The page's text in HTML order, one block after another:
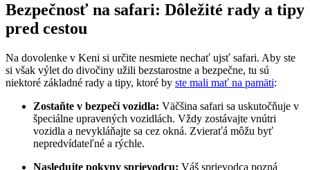
Bezpečnosť ⁢na safari: Dôležité‌ rady a ⁣tipy​
pred cestou
Na dovolenke v Keni si určite nesmiete nechať ujsť safari. Aby ste
si však výlet do divočiny užili bezstarostne a bezpečne, tu sú
niektoré základné rady a tipy,‍ ktoré ‌by ste mali mať na pamäti:
Zostaňte ‍v bezpečí⁤ vozidla: Väčšina⁢ safari sa uskutočňuje v
špeciálne upravených vozidlách. Vždy zostávajte vnútri
vozidla a‍ nevykláňajte sa cez okná. Zvieraťá⁤ môžu byť
nepredvídateľné a rýchle.
Nasledujte pokyny‍ sprievodcu: Váš sprievodca ⁣pozná